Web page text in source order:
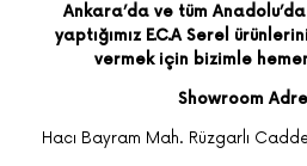
Ankara’da ve tüm
yaptığımız E.C.A Serel
vermek için bizimle
Showroom
Hacı Bayram Mah. Rüzgarlı